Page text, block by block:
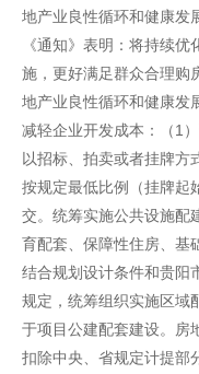
地产业良性循环和健康发
《通知》表明：将持续
施，更好满足群众合理购
地产业良性循环和健康发
减轻企业开发成本：（1
以招标、拍卖或者挂牌方
按规定最低比例（挂牌起
交。统筹实施公共设施配
育配套、保障性住房、基
结合规划设计条件和贵阳
规定，统筹组织实施区域
于项目公建配套建设。房
扣除中央、省规定计提部